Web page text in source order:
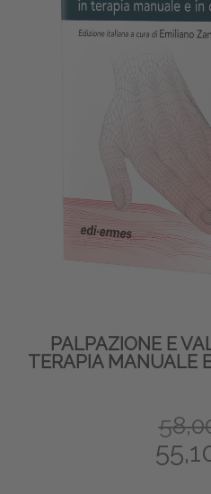
PALPAZIONE E
TERAPIA MANUALE